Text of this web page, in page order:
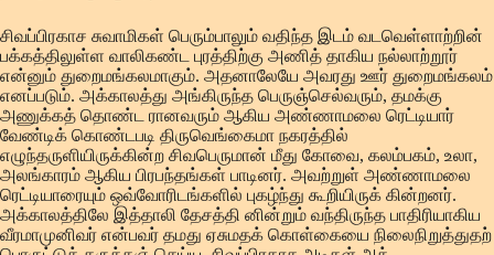
சிவப்பிரகாச சுவாமிகள் பெரும்பாலும் வதிந்த இடம் வடவெள்ளாற்றின்
பக்கத்திலுள்ள வாலிகண்ட புரத்திற்கு அணித் தாகிய நல்லாற்றூர்
என்னும் துறைமங்கலமாகும். அதனாலேயே அவரது ஊர் துறைமங்கலம்
எனப்படும். அக்காலத்து அங்கிருந்த பெருஞ்செல்வரும், தமக்கு
அணுக்கத் தொண்ட ரானவரும் ஆகிய அண்ணாமலை ரெட்டியார்
வேண்டிக் கொண்டபடி திருவெங்கைமா நகரத்தில்
எழுந்தருளியிருக்கின்ற சிவபெருமான் மீது கோவை, கலம்பகம், உலா,
அலங்காரம் ஆகிய பிரபந்தங்கள் பாடினர். அவற்றுள் அண்ணாமலை
ரெட்டியாரையும் ஒவ்வோரிடங்களில் புகழ்ந்து கூறியிருக் கின்றனர்.
அக்காலத்திலே இத்தாலி தேசத்தி னின்றும் வந்திருந்த பாதிரியாகிய
வீரமாமுனிவர் என்பவர் தமது ஏசுமதக் கொள்கையை நிலைநிறுத்துதற்